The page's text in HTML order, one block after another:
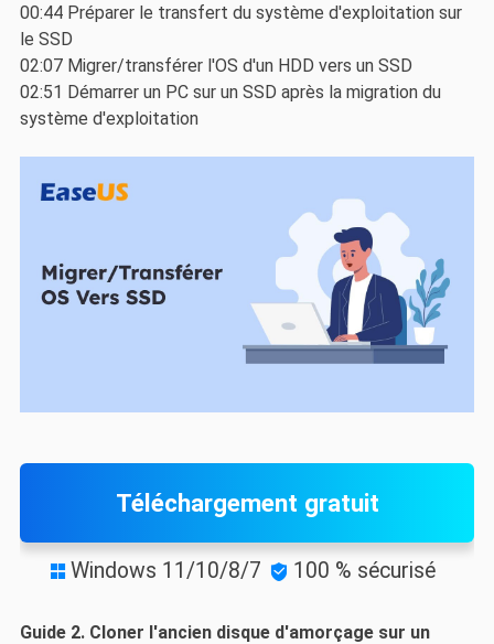
00:44 Préparer le transfert du système d'exploitation sur
le SSD
02:07 Migrer/transférer l'OS d'un HDD vers un SSD
02:51 Démarrer un PC sur un SSD après la migration du
système d'exploitation
Téléchargement gratuit
 Windows 11/10/8/7  100 % sécurisé
Guide 2. Cloner l'ancien disque d'amorçage sur un